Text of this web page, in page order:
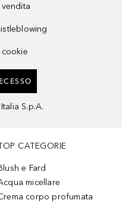
S.p.A.
CATEGORIE
e Fard
micellare
corpo profumata